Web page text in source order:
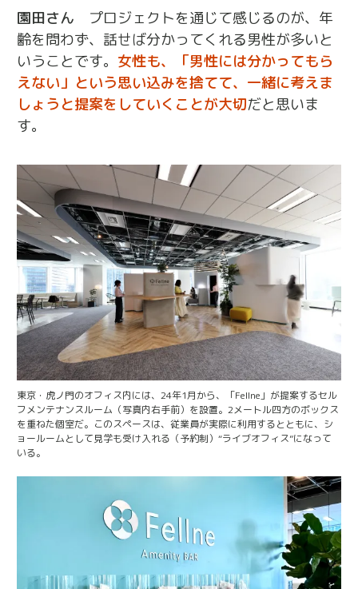
園田さん
プロジェクトを通じて感じるのが、年
齢を問わず、話せば分かってくれる男性が多いと
いうことです。 女性も、「男性には分かってもら
えない」という思い込みを捨てて、一緒に考えま
しょうと提案をしていくことが大切だと思いま
す。
東京・虎ノ門のオフィス内には、24年1月から、「Fellne」が提案するセル
フメンテナンスルーム（写真内右手前）を設置。2メートル四方のボックス
を重ねた個室だ。このスペースは、従業員が実際に利用するとともに、シ
ョールームとして見学も受け入れる（予約制）“ライブオフィス”になって
いる。